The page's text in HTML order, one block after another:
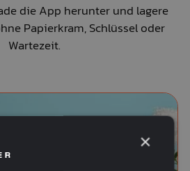
die App herunter und lagere
Papierkram, Schlüssel oder
Wartezeit.
×